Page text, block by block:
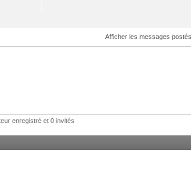
Afficher les messages
enregistré et 0 invités